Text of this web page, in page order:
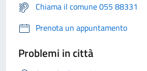
Chiama il comune 055 88331
Prenota un appuntamento
Problemi in città